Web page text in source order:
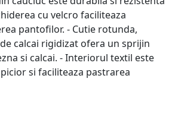
cu velcro faciliteaza
pantofilor. - Cutie rotunda,
calcai rigidizat ofera un sprijin
si calcai. - Interiorul textil este
si faciliteaza pastrarea